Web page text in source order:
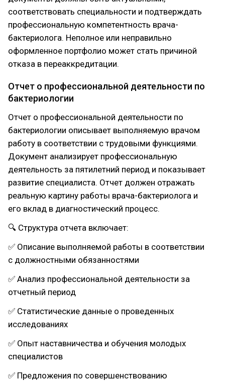
соответствовать специальности и подтверждать
профессиональную компетентность врача-
бактериолога. Неполное или неправильно
оформленное портфолио может стать причиной
отказа в переаккредитации.
Отчет о профессиональной деятельности по
бактериологии
Отчет о профессиональной деятельности по
бактериологии описывает выполняемую врачом
работу в соответствии с трудовыми функциями.
Документ анализирует профессиональную
деятельность за пятилетний период и показывает
развитие специалиста. Отчет должен отражать
реальную картину работы врача-бактериолога и
его вклад в диагностический процесс.
🔍 Структура отчета включает:
✅ Описание выполняемой работы в соответствии
с должностными обязанностями
✅ Анализ профессиональной деятельности за
отчетный период
✅ Статистические данные о проведенных
исследованиях
✅ Опыт наставничества и обучения молодых
специалистов
✅ Предложения по совершенствованию